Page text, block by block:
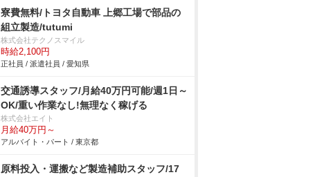
寮費無料/トヨタ自動車 上郷工場で部品の
組立製造/tutumi
株式会社テクノスマイル
時給2,100円
正社員 / 派遣社員 / 愛知県
交通誘導スタッフ/月給40万円可能/週1日～
OK/重い作業なし!無理なく稼げる
株式会社エイト
月給40万円～
アルバイト・パート / 東京都
原料投入・運搬など製造補助スタッフ/17